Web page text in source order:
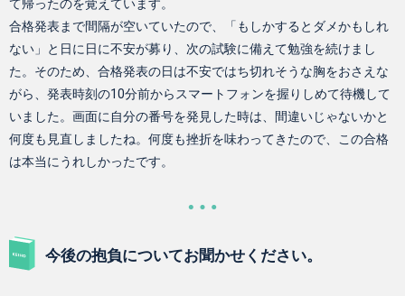
て帰ったのを覚えています。
合格発表まで間隔が空いていたので、「もしかするとダメかもしれ
ない」と日に日に不安が募り、次の試験に備えて勉強を続けまし
た。そのため、合格発表の日は不安ではち切れそうな胸をおさえな
がら、発表時刻の10分前からスマートフォンを握りしめて待機して
いました。画面に自分の番号を発見した時は、間違いじゃないかと
何度も見直しましたね。何度も挫折を味わってきたので、この合格
は本当にうれしかったです。
今後の抱負についてお聞かせください。